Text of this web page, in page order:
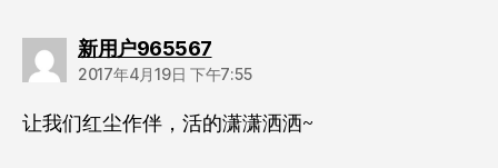
新用户965567说：
2017年4月19日 下午7:55
让我们红尘作伴，活的潇潇洒洒~